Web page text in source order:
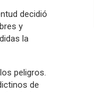
decidió
y
la
peligros.
de